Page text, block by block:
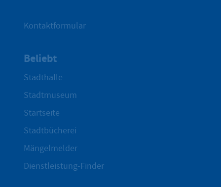
Kontaktformular
Beliebt
Stadthalle
Stadtmuseum
Startseite
Stadtbücherei
Mängelmelder
Dienstleistung-Finder